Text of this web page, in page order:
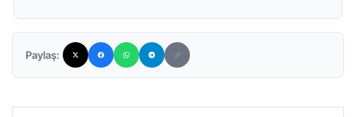
Paylaş: